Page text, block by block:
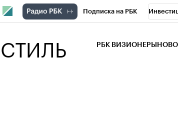
Подписка на РБК
СТИЛЬ РБК ВИЗИОНЕРЫ